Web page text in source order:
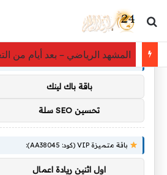
بحث عن
المشهد الرياضي – بعد أيام من
توصيات :
باقة متميزة VIP (كود: AA11138):
باقة باك لينك
تحسين SEO سلة
باقة متميزة VIP (كود: AA38045):
اول اثنين ريادة اعمال